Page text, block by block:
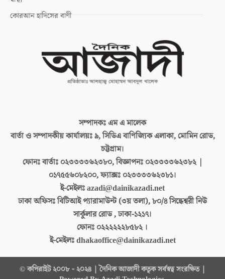
কোরআন হাদিসের বাণী
সম্পাদকঃএম এ মালেক
বার্তা ও সম্পাদকীয় কার্যালয়ঃ৯, সিডিএ বাণিজ্যিক এলাকা, মোমিন রোড,
চট্টগ্রাম।
ফোনঃ বার্তাঃ ০২৩৩৩৩৬২৩৮০, বিজ্ঞাপনঃ ০২৩৩৩৩৬২৩৮২ |
০১৭৫৫৬০৮২০০, ফ্যাক্সঃ ০২৩৩৩৩৬২৩৮১।
ই-মেইলঃazadi@dainikazadi.net
ঢাকা অফিসঃবিটিআই প্যারামাউন্ট (৩য় তলা), ৮০/৪ সিদ্ধেশ্বরী নিউ
সার্কুলার রোড , ঢাকা-১২১৭।
ফোনঃ ০২২২২২২৮৫৮২ ।
ই-মেইলঃdhakaoffice@dainikazadi.net
© কপিরাইট ২০০৮ - ২০২৪ | দৈনিক আজাদী কতৃক সর্বস্বত্ব সংরক্ষিত |